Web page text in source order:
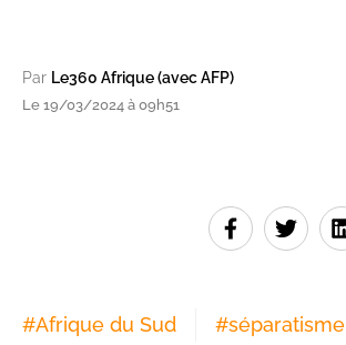
Par Le360 Afrique (avec AFP)
Le 19/03/2024 à 09h51
#Afrique du Sud #séparatisme